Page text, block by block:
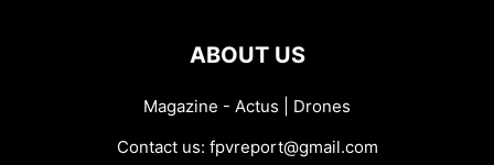
ABOUT US
Magazine - Actus | Drones
Contact us: fpvreport@gmail.com